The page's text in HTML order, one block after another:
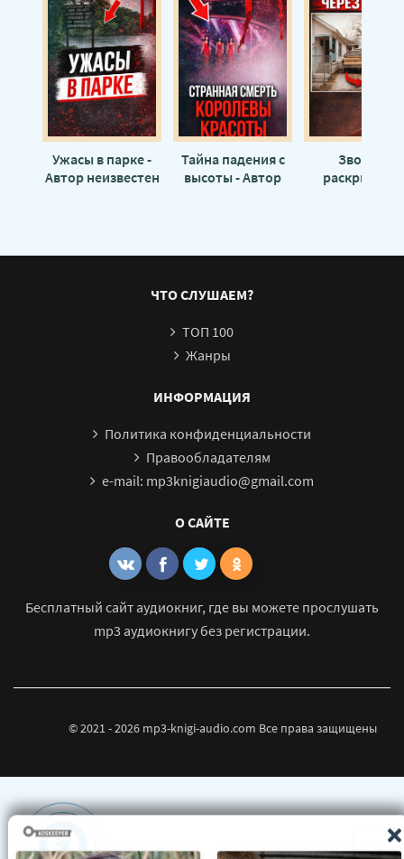
Ужасы в парке -
Автор неизвестен
Тайна падения с
высоты - Автор
Звонок,
раскрывший
ЧТО СЛУШАЕМ?
ТОП 100
Жанры
ИНФОРМАЦИЯ
Политика конфиденциальности
Правообладателям
e-mail: mp3knigiaudio@gmail.com
О САЙТЕ
Бесплатный сайт аудиокниг, где вы можете прослушать
mp3 аудиокнигу без регистрации.
© 2021 - 2026 mp3-knigi-audio.com Все права защищены